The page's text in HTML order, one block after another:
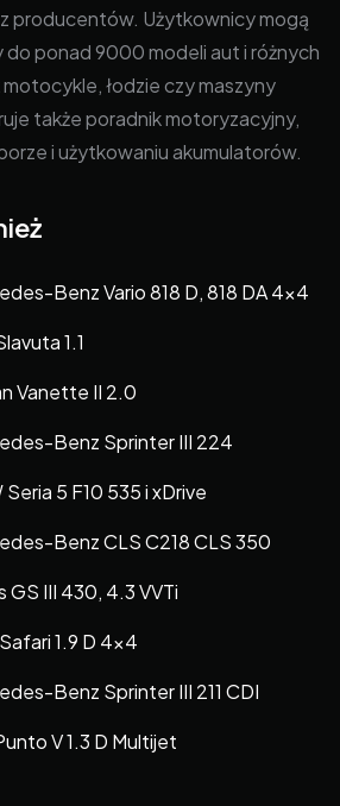
producentów. Użytkownicy mogą
do ponad 9000 modeli aut i różnych
łodzie czy maszyny
także poradnik motoryzacyjny,
i użytkowaniu akumulatorów.
Benz Vario 818 D, 818 DA 4×4
1.1
Vanette II 2.0
Benz Sprinter III 224
5 F10 535 i xDrive
Benz CLS C218 CLS 350
GS III 430, 4.3 VVTi
1.9 D 4×4
Benz Sprinter III 211 CDI
V 1.3 D Multijet